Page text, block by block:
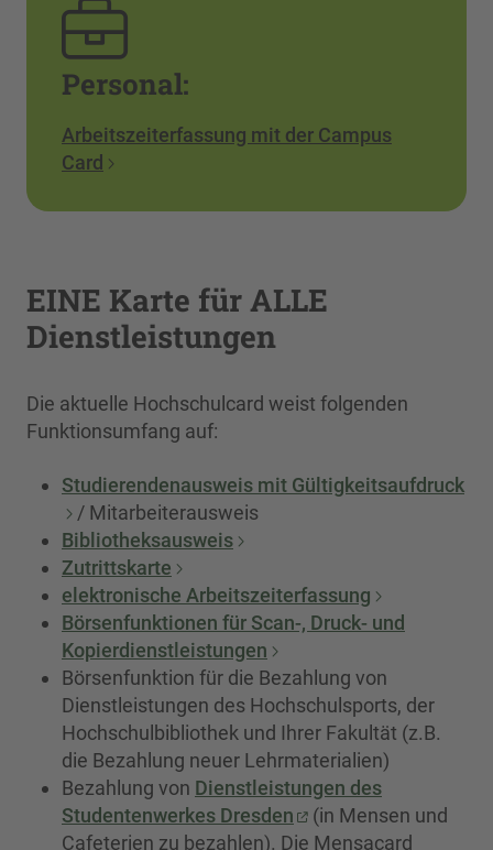
Personal:
Arbeitszeiterfassung mit der Campus
Card
EINE Karte für ALLE
Dienstleistungen
Die aktuelle Hochschulcard weist folgenden
Funktionsumfang auf:
Studierendenausweis mit Gültigkeitsaufdruck
/ Mitarbeiterausweis
Bibliotheksausweis
Zutrittskarte
elektronische Arbeitszeiterfassung
Börsenfunktionen für Scan-, Druck- und
Kopierdienstleistungen
Börsenfunktion für die Bezahlung von
Dienstleistungen des Hochschulsports, der
Hochschulbibliothek und Ihrer Fakultät (z.B.
die Bezahlung neuer Lehrmaterialien)
Bezahlung von Dienstleistungen des
Studentenwerkes Dresden
(in Mensen und
Cafeterien zu bezahlen). Die Mensacard